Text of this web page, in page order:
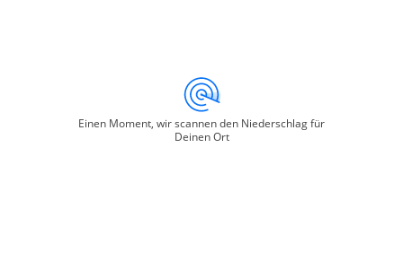
Einen Moment, wir scannen den Niederschlag für
Deinen Ort